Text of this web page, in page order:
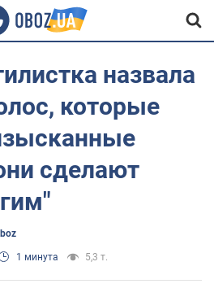
назвала
которые
сделают
1 минута 5,3 т.